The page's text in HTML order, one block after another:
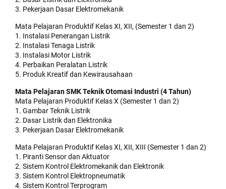
3. Pekerjaan Dasar Elektromekanik
Mata Pelajaran Produktif Kelas XI, XII, (Semester 1 dan 2)
1. Instalasi Penerangan Listrik
2. Instalasi Tenaga Listrik
3. Instalasi Motor Listrik
4. Perbaikan Peralatan Listrik
5. Produk Kreatif dan Kewirausahaan
Mata Pelajaran SMK Teknik Otomasi Industri (4 Tahun)
Mata Pelajaran Produktif Kelas X (Semester 1 dan 2)
1. Gambar Teknik Listrik
2. Dasar Listrik dan Elektronika
3. Pekerjaan Dasar Elektromekanik
Mata Pelajaran Produktif Kelas XI, XII, XIII (Semester 1 dan 2)
1. Piranti Sensor dan Aktuator
2. Sistem Kontrol Elektromekanik dan Elektronik
3. Sistem Kontrol Elektropneumatik
4. Sistem Kontrol Terprogram